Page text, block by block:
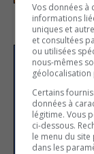
E-mail
Vos données à
informations
uniques et
et consultées
ou utilisées
nous-mêmes
géolocalisation
Certains
données à
légitime. Vous
ci-dessous.
le menu du
dans les